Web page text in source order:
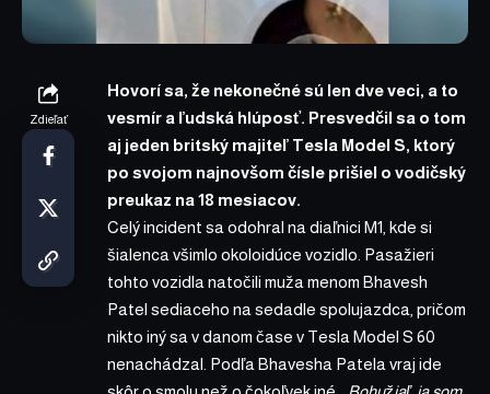
Zdieľať
Hovorí sa, že nekonečné sú len dve veci, a to
vesmír a ľudská hlúposť. Presvedčil sa o tom
aj jeden britský majiteľ Tesla Model S, ktorý
po svojom najnovšom čísle prišiel o vodičský
preukaz na 18 mesiacov.
Celý incident sa odohral na diaľnici M1, kde si
šialenca všimlo okoloidúce vozidlo. Pasažieri
tohto vozidla natočili muža menom Bhavesh
Patel sediaceho na sedadle spolujazdca, pričom
nikto iný sa v danom čase v Tesla Model S 60
nenachádzal. Podľa Bhavesha Patela vraj ide